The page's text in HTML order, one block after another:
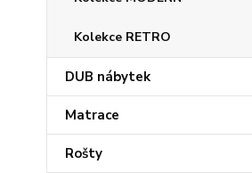
Kolekce RETRO
DUB nábytek
Matrace
Rošty